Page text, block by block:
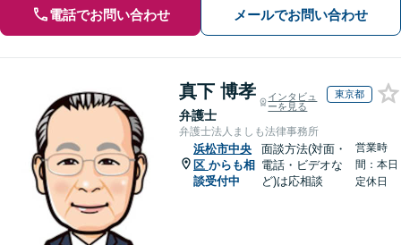
電話でお問い合わせ メールでお問い合わせ
真下 博孝
弁護士
インタビュ
ーを見る
東京都
弁護士法人ましも法律事務所
浜松市中央
区 からも相
談受付中
面談方法(対面・
電話・ビデオな
ど)は応相談
営業時
間：本日
定休日